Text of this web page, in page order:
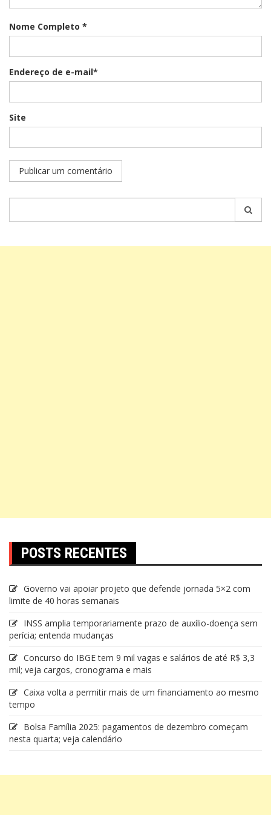
Nome Completo *
Endereço de e-mail*
Site
POSTS RECENTES
Governo vai apoiar projeto que defende jornada 5×2 com
limite de 40 horas semanais
INSS amplia temporariamente prazo de auxílio-doença sem
perícia; entenda mudanças
Concurso do IBGE tem 9 mil vagas e salários de até R$ 3,3
mil; veja cargos, cronograma e mais
Caixa volta a permitir mais de um financiamento ao mesmo
tempo
Bolsa Família 2025: pagamentos de dezembro começam
nesta quarta; veja calendário